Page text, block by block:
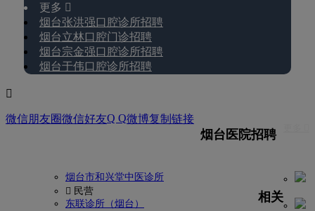
更多 
烟台张洪强口腔诊所招聘
烟台立林口腔门诊招聘
烟台宗金强口腔诊所招聘
烟台于伟口腔诊所招聘

微信朋友圈微信好友Q Q微博复制链接
烟台医院招聘
烟台市和兴堂中医诊所
 民营
东联诊所（烟台）
相关